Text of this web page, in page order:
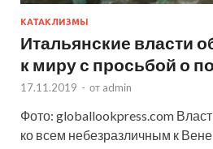
КАТАКЛИЗМЫ
Итальянские власти
к миру с просьбой о
17.11.2019 - от admin
Фото: globallookpress.com
ко всем небезразличным к